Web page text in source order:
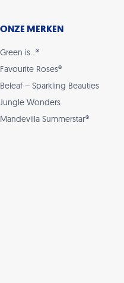
ONZE MERKEN
Green is…®
Favourite Roses®
Beleaf – Sparkling Beauties
Jungle Wonders
Mandevilla Summerstar®